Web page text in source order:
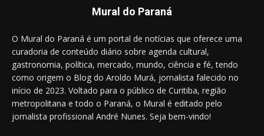
Mural do Paraná
O Mural do Paraná é um portal de notícias que oferece uma
curadoria de conteúdo diário sobre agenda cultural,
gastronomia, política, mercado, mundo, ciência e fé, tendo
como origem o Blog do Aroldo Murá, jornalista falecido no
início de 2023. Voltado para o público de Curitiba, região
metropolitana e todo o Paraná, o Mural é editado pelo
jornalista profissional André Nunes. Seja bem-vindo!